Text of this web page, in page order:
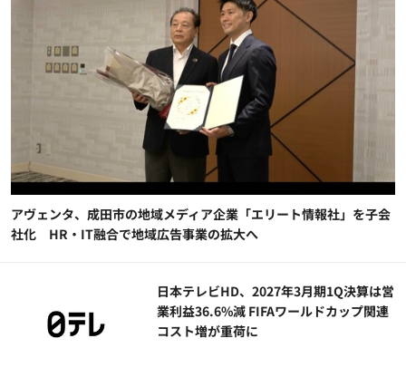
アヴェンタ、成田市の地域メディア企業「エリート情報社」を子会
社化 HR・IT融合で地域広告事業の拡大へ
日本テレビHD、2027年3月期1Q決算は営
業利益36.6%減 FIFAワールドカップ関連
コスト増が重荷に